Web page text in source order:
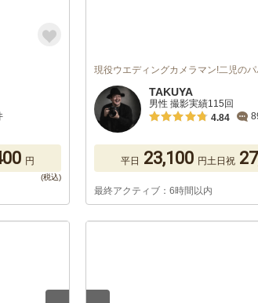
円
現役ウエディングカメラマン!二児の
TAKUYA
男性 撮影実績115回
4.84
平日 23,100 円土日祝
最終アクティブ：6時間以内